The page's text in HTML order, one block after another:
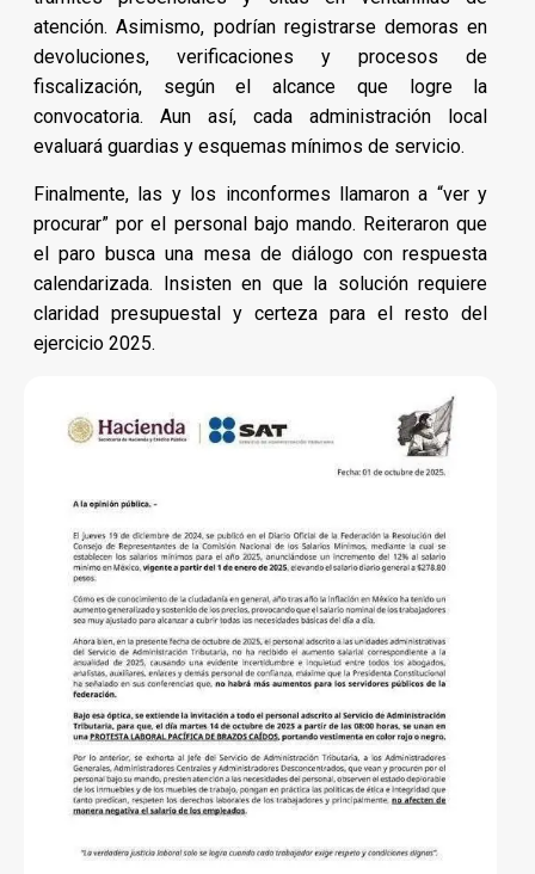
atención. Asimismo, podrían registrarse demoras en
devoluciones, verificaciones y procesos de
fiscalización, según el alcance que logre la
convocatoria. Aun así, cada administración local
evaluará guardias y esquemas mínimos de servicio.
Finalmente, las y los inconformes llamaron a “ver y
procurar” por el personal bajo mando. Reiteraron que
el paro busca una mesa de diálogo con respuesta
calendarizada. Insisten en que la solución requiere
claridad presupuestal y certeza para el resto del
ejercicio 2025.